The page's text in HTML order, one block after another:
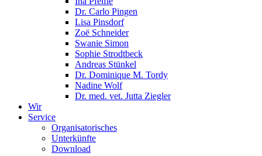
Dr. Carlo Pingen
Lisa Pinsdorf
Zoë Schneider
Swanie Simon
Sophie Strodtbeck
Andreas Stünkel
Dr. Dominique M. Tordy
Nadine Wolf
Dr. med. vet. Jutta Ziegler
Wir
Service
Organisatorisches
Unterkünfte
Download